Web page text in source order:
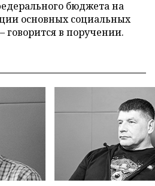
бюджета на
основных социальных
говорится в поручении.